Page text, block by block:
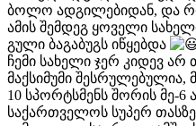
ბოლო ადგილებიდან, და
ამის შემდეგ ყოველი
გული ბაგაბუგს იწყებდა
ჩემი სახელი ჯერ კიდევ არ
მაქსიმუმი შესრულებულია,
10 სპორტსმენს შორის მე-
საქართველოს სუპერ